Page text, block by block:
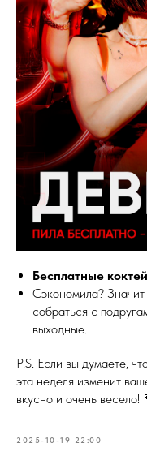
Бесплатные
Сэкономила?
собраться с
выходные.
P.S. Если вы думаете,
эта неделя изменит
вкусно и очень весело!
2025-10-19 22:00